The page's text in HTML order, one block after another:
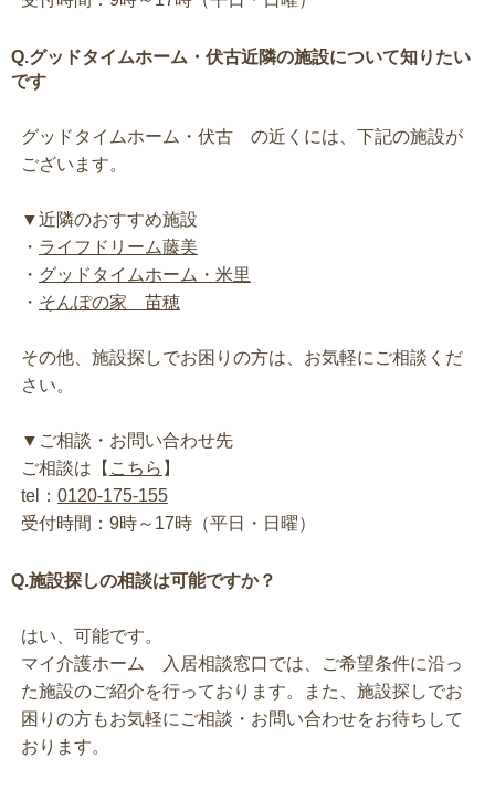
Q.グッドタイムホーム・伏古近隣の施設について知りたい
です
グッドタイムホーム・伏古 の近くには、下記の施設が
ございます。
▼近隣のおすすめ施設
・ ライフドリーム藤美
・ グッドタイムホーム・米里
・ そんぽの家 苗穂
その他、施設探しでお困りの方は、お気軽にご相談くだ
さい。
▼ご相談・お問い合わせ先
ご相談は【 こちら 】
tel： 0120-175-155
受付時間：9時～17時（平日・日曜）
Q.施設探しの相談は可能ですか？
はい、可能です。
マイ介護ホーム 入居相談窓口では、ご希望条件に沿っ
た施設のご紹介を行っております。また、施設探しでお
困りの方もお気軽にご相談・お問い合わせをお待ちして
おります。